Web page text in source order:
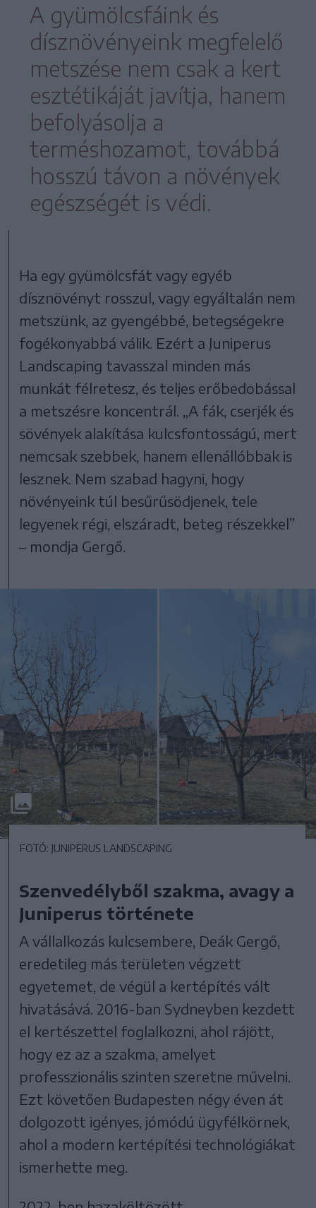
A gyümölcsfáink és
dísznövényeink megfelelő
metszése nem csak a kert
esztétikáját javítja, hanem
befolyásolja a
terméshozamot, továbbá
hosszú távon a növények
egészségét is védi.
Ha egy gyümölcsfát vagy egyéb
dísznövényt rosszul, vagy egyáltalán nem
metszünk, az gyengébbé, betegségekre
fogékonyabbá válik. Ezért a Juniperus
Landscaping tavasszal minden más
munkát félretesz, és teljes erőbedobással
a metszésre koncentrál. „A fák, cserjék és
sövények alakítása kulcsfontosságú, mert
nemcsak szebbek, hanem ellenállóbbak is
lesznek. Nem szabad hagyni, hogy
növényeink túl besűrűsödjenek, tele
legyenek régi, elszáradt, beteg részekkel”
– mondja Gergő.
FOTÓ: JUNIPERUS LANDSCAPING
Szenvedélyből szakma, avagy a
Juniperus története
A vállalkozás kulcsembere, Deák Gergő,
eredetileg más területen végzett
egyetemet, de végül a kertépítés vált
hivatásává. 2016-ban Sydneyben kezdett
el kertészettel foglalkozni, ahol rájött,
hogy ez az a szakma, amelyet
professzionális szinten szeretne művelni.
Ezt követően Budapesten négy éven át
dolgozott igényes, jómódú ügyfélkörnek,
ahol a modern kertépítési technológiákat
ismerhette meg.